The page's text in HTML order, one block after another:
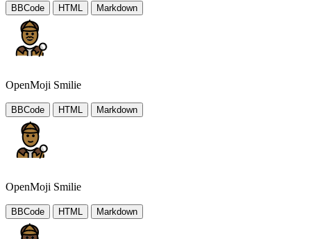
BBCode HTML Markdown
OpenMoji Smilie
BBCode HTML Markdown
OpenMoji Smilie
BBCode HTML Markdown